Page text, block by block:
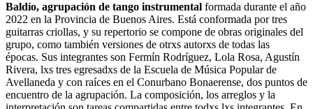
Baldío, agrupación de tango instrumental formada durante el año
2022 en la Provincia de Buenos Aires. Está conformada por tres
guitarras criollas, y su repertorio se compone de obras originales del
grupo, como también versiones de otrxs autorxs de todas las
épocas. Sus integrantes son Fermín Rodríguez, Lola Rosa, Agustín
Rivera, lxs tres egresadxs de la Escuela de Música Popular de
Avellaneda y con raíces en el Conurbano Bonaerense, dos puntos de
encuentro de la agrupación. La composición, los arreglos y la